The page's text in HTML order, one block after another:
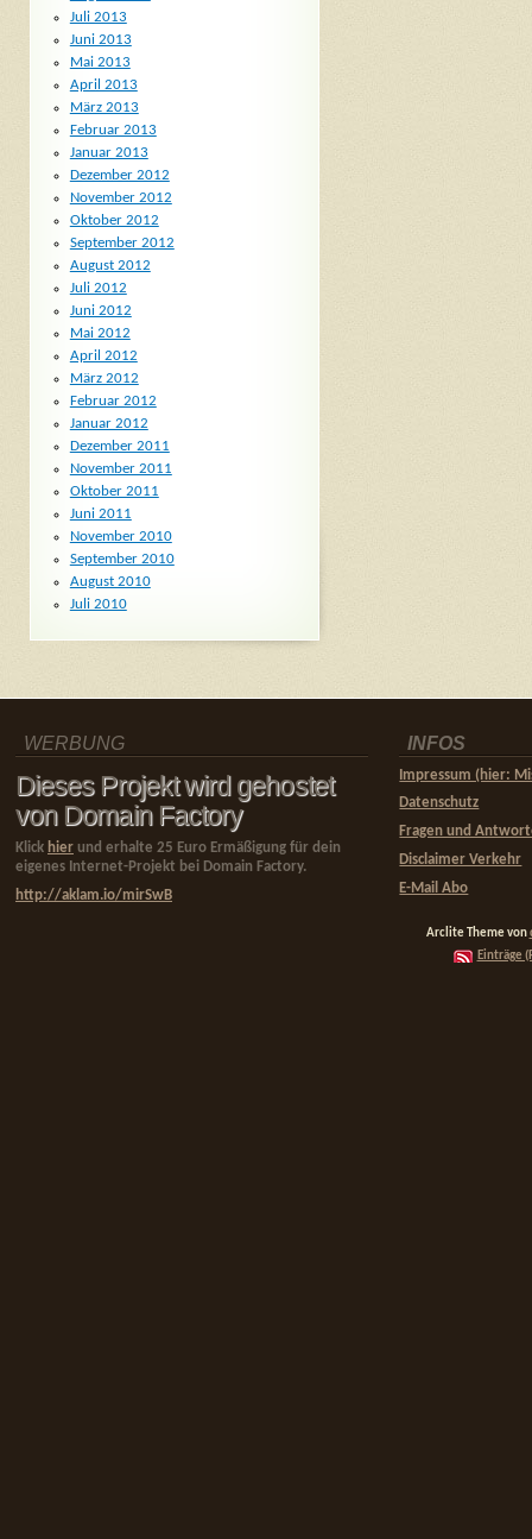
Juli 2013
Juni 2013
Mai 2013
April 2013
März 2013
Februar 2013
Januar 2013
Dezember 2012
November 2012
Oktober 2012
September 2012
August 2012
Juli 2012
Juni 2012
Mai 2012
April 2012
März 2012
Februar 2012
Januar 2012
Dezember 2011
November 2011
Oktober 2011
Juni 2011
November 2010
September 2010
August 2010
Juli 2010
WERBUNG
Dieses Projekt wird gehostet
von Domain Factory
Klick hier und erhalte 25 Euro Ermäßigung für dein
eigenes Internet-Projekt bei Domain Factory.
http://aklam.io/mirSwB
INFOS
Impressum (hier:
Datenschutz
Fragen und
Disclaimer Verkehr
E-Mail Abo
Arclite Theme von
Einträge